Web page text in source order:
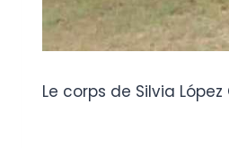
Le corps de Silvia